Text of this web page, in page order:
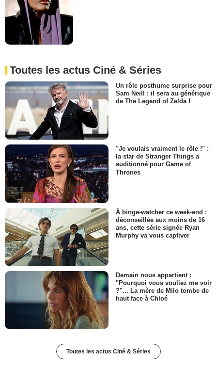
Toutes les actus Ciné & Séries
Un rôle posthume surprise pour
Sam Neill : il sera au générique
de The Legend of Zelda !
"Je voulais vraiment le rôle !" :
la star de Stranger Things a
auditionné pour Game of
Thrones
À binge-watcher ce week-end :
déconseillée aux moins de 16
ans, cette série signée Ryan
Murphy va vous captiver
Demain nous appartient :
"Pourquoi vous vouliez me voir
?"... La mère de Milo tombe de
haut face à Chloé
Toutes les actus Ciné & Séries